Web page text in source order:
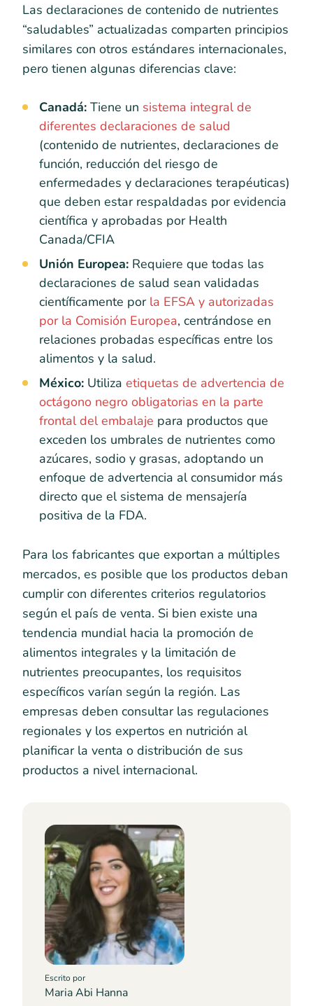
Las declaraciones de contenido de nutrientes
“saludables” actualizadas comparten principios
similares con otros estándares internacionales,
pero tienen algunas diferencias clave:
Canadá: Tiene un sistema integral de
diferentes declaraciones de salud
(contenido de nutrientes, declaraciones de
función, reducción del riesgo de
enfermedades y declaraciones terapéuticas)
que deben estar respaldadas por evidencia
científica y aprobadas por Health
Canada/CFIA
Unión Europea: Requiere que todas las
declaraciones de salud sean validadas
científicamente por la EFSA y autorizadas
por la Comisión Europea, centrándose en
relaciones probadas específicas entre los
alimentos y la salud.
México: Utiliza etiquetas de advertencia de
octágono negro obligatorias en la parte
frontal del embalaje para productos que
exceden los umbrales de nutrientes como
azúcares, sodio y grasas, adoptando un
enfoque de advertencia al consumidor más
directo que el sistema de mensajería
positiva de la FDA.
Para los fabricantes que exportan a múltiples
mercados, es posible que los productos deban
cumplir con diferentes criterios regulatorios
según el país de venta. Si bien existe una
tendencia mundial hacia la promoción de
alimentos integrales y la limitación de
nutrientes preocupantes, los requisitos
específicos varían según la región. Las
empresas deben consultar las regulaciones
regionales y los expertos en nutrición al
planificar la venta o distribución de sus
productos a nivel internacional.
Escrito por
Maria Abi Hanna